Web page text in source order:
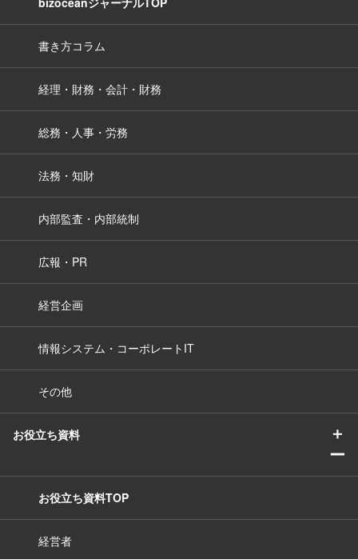
書き方コラム
経理・財務・会計・財務
総務・人事・労務
法務・知財
内部監査・内部統制
広報・PR
経営企画
情報システム・コーポレートIT
その他
お役立ち資料
＋
ー
お役立ち資料TOP
経営者